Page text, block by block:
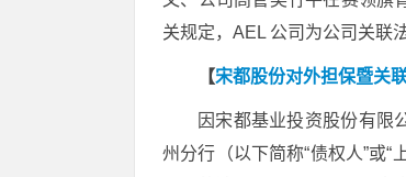
关规定，AEL 公司为公司关联
【宋都股份对外担保暨关
因宋都基业投资股份有限
州分行（以下简称“债权人”或